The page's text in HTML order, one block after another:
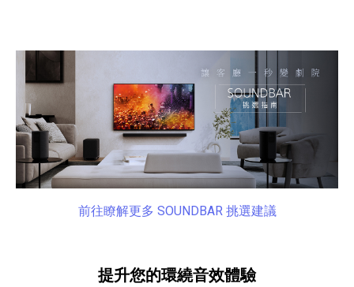
前往瞭解更多 SOUNDBAR 挑選建議
提升您的環繞音效體驗